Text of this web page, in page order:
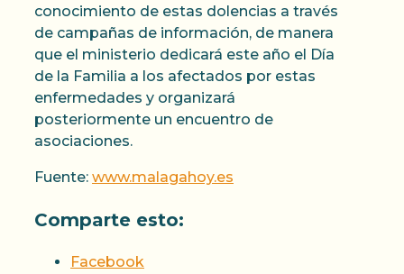
conocimiento de estas dolencias a través
de campañas de información, de manera
que el ministerio dedicará este año el Día
de la Familia a los afectados por estas
enfermedades y organizará
posteriormente un encuentro de
asociaciones.
Fuente: www.malagahoy.es
Comparte esto:
Facebook